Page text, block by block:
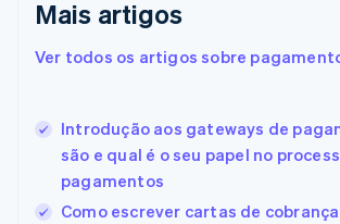
Mais artigos
Ver todos os artigos sobre
Introdução aos gateways de
são e qual é o seu papel no
pagamentos
Como escrever cartas de
Eslovênia
Espanha
EnglishEspañol简体中文
Estônia
Finlândia
English Svenska